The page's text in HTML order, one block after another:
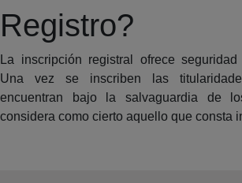
Registro?
La inscripción registral ofrece
Una vez se inscriben las
encuentran bajo la salvaguardia de
considera como cierto aquello que consta